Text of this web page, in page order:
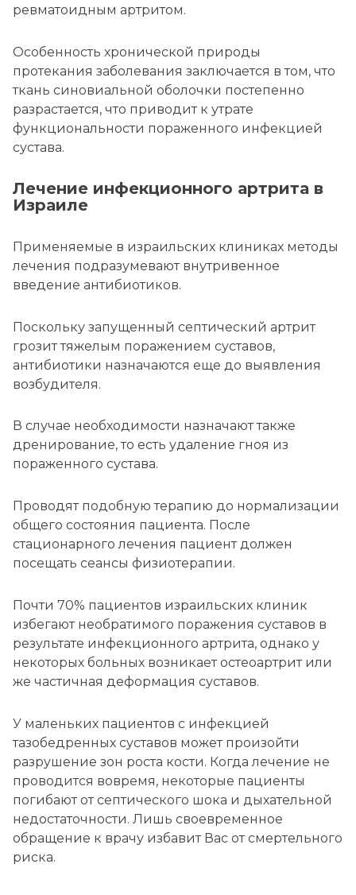
ревматоидным артритом.
Особенность хронической природы
протекания заболевания заключается в том, что
ткань синовиальной оболочки постепенно
разрастается, что приводит к утрате
функциональности пораженного инфекцией
сустава.
Лечение инфекционного артрита в
Израиле
Применяемые в израильских клиниках методы
лечения подразумевают внутривенное
введение антибиотиков.
Поскольку запущенный септический артрит
грозит тяжелым поражением суставов,
антибиотики назначаются еще до выявления
возбудителя.
В случае необходимости назначают также
дренирование, то есть удаление гноя из
пораженного сустава.
Проводят подобную терапию до нормализации
общего состояния пациента. После
стационарного лечения пациент должен
посещать сеансы физиотерапии.
Почти 70% пациентов израильских клиник
избегают необратимого поражения суставов в
результате инфекционного артрита, однако у
некоторых больных возникает остеоартрит или
же частичная деформация суставов.
У маленьких пациентов с инфекцией
тазобедренных суставов может произойти
разрушение зон роста кости. Когда лечение не
проводится вовремя, некоторые пациенты
погибают от септического шока и дыхательной
недостаточности. Лишь своевременное
обращение к врачу избавит Вас от смертельного
риска.